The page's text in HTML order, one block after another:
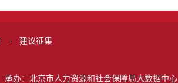
- 建议征集
承办：北京市人力资源和社会保障局大数据中心